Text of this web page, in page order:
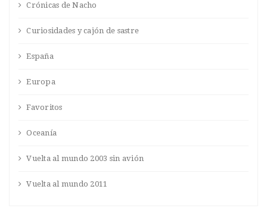
Crónicas de Nacho
Curiosidades y cajón de sastre
España
Europa
Favoritos
Oceanía
Vuelta al mundo 2003 sin avión
Vuelta al mundo 2011